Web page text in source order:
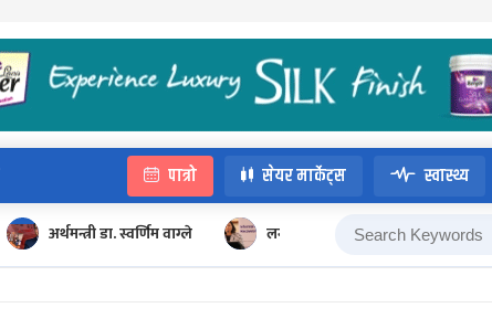
पात्रो सेयर मार्केट्स स्वास्थ्य
अर्थमन्त्री डा. स्वर्णिम वाग्ले लगानी बोर्ड